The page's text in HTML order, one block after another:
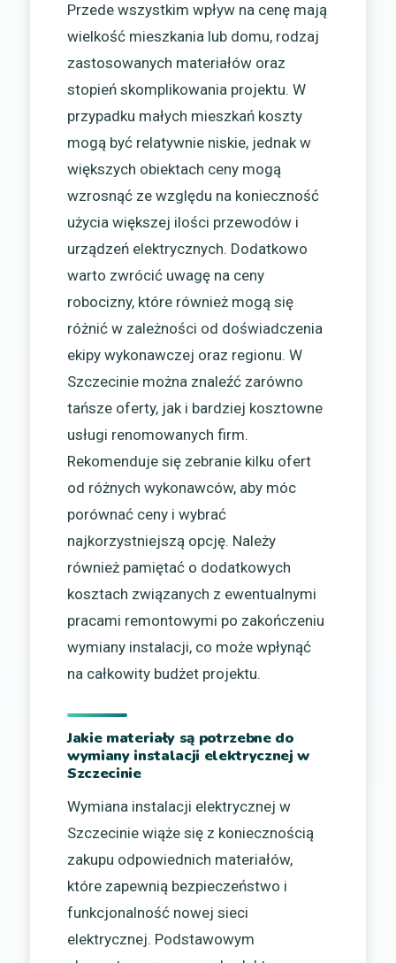
Przede wszystkim wpływ na cenę mają
wielkość mieszkania lub domu, rodzaj
zastosowanych materiałów oraz
stopień skomplikowania projektu. W
przypadku małych mieszkań koszty
mogą być relatywnie niskie, jednak w
większych obiektach ceny mogą
wzrosnąć ze względu na konieczność
użycia większej ilości przewodów i
urządzeń elektrycznych. Dodatkowo
warto zwrócić uwagę na ceny
robocizny, które również mogą się
różnić w zależności od doświadczenia
ekipy wykonawczej oraz regionu. W
Szczecinie można znaleźć zarówno
tańsze oferty, jak i bardziej kosztowne
usługi renomowanych firm.
Rekomenduje się zebranie kilku ofert
od różnych wykonawców, aby móc
porównać ceny i wybrać
najkorzystniejszą opcję. Należy
również pamiętać o dodatkowych
kosztach związanych z ewentualnymi
pracami remontowymi po zakończeniu
wymiany instalacji, co może wpłynąć
na całkowity budżet projektu.
Jakie materiały są potrzebne do
wymiany instalacji elektrycznej w
Szczecinie
Wymiana instalacji elektrycznej w
Szczecinie wiąże się z koniecznością
zakupu odpowiednich materiałów,
które zapewnią bezpieczeństwo i
funkcjonalność nowej sieci
elektrycznej. Podstawowym